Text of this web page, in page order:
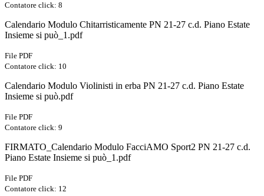
Contatore click: 8
Calendario Modulo Chitarristicamente PN 21-27 c.d. Piano Estate
Insieme si può_1.pdf
File PDF
Contatore click: 10
Calendario Modulo Violinisti in erba PN 21-27 c.d. Piano Estate
Insieme si può.pdf
File PDF
Contatore click: 9
FIRMATO_Calendario Modulo FacciAMO Sport2 PN 21-27 c.d.
Piano Estate Insieme si può_1.pdf
File PDF
Contatore click: 12